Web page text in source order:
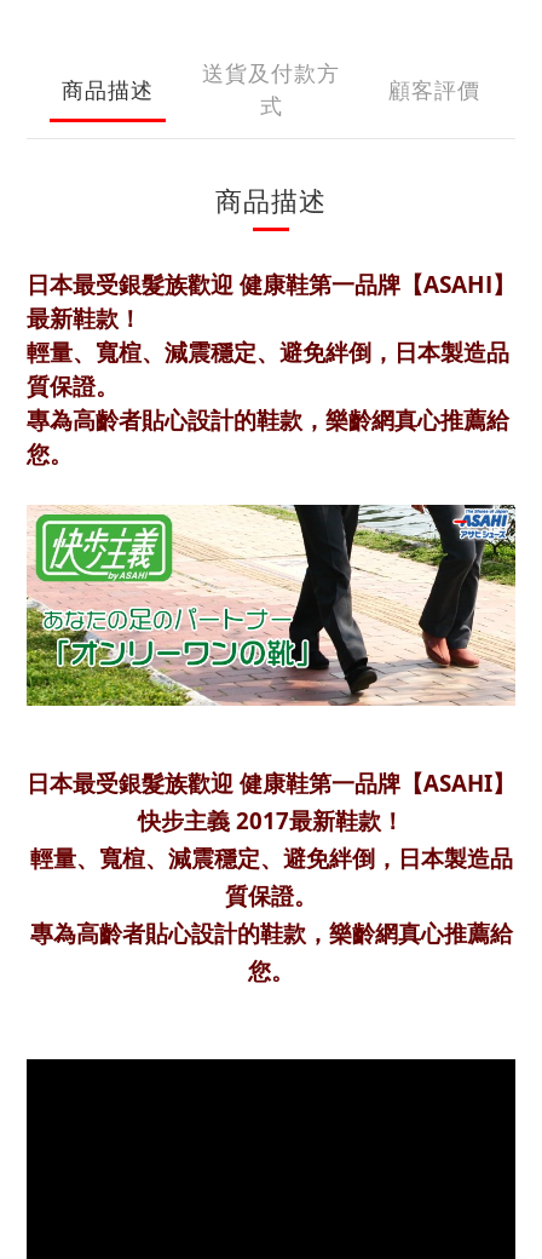
商品描述
送貨及付款方
式
顧客評價
商品描述
日本最受銀髮族歡迎 健康鞋第一品牌【ASAHI】
最新鞋款！
輕量、寬楦、減震穩定、避免絆倒，日本製造品
質保證。
專為高齡者貼心設計的鞋款，樂齡網真心推薦給
您。
日本最受銀髮族歡迎 健康鞋第一品牌【ASAHI】
快步主義 2017最新鞋款！
輕量、寬楦、減震穩定、避免絆倒，日本製造品
質保證。
專為高齡者貼心設計的鞋款，樂齡網真心推薦給
您。